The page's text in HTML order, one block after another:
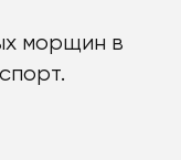
морщин в